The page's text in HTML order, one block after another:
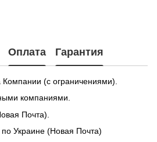
Оплата Гарантия
(с ограничениями).
компаниями.
Почта).
по Украине (Новая Почта)